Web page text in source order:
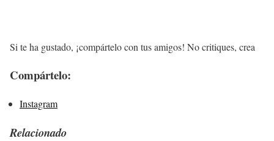
Si te ha gustado, ¡compártelo con tus amigos! No critiques, crea
Compártelo:
Instagram
Relacionado